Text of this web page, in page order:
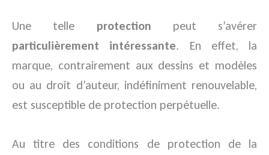
Une telle protection peut s’avérer
particulièrement intéressante. En effet, la
marque, contrairement aux dessins et modèles
ou au droit d’auteur, indéfiniment renouvelable,
est susceptible de protection perpétuelle.
Au titre des conditions de protection de la